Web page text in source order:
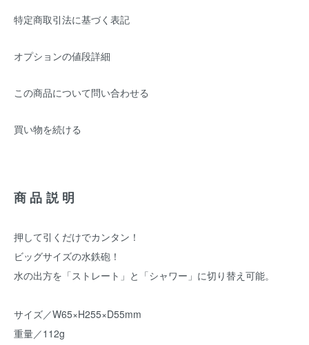
特定商取引法に基づく表記
オプションの値段詳細
この商品について問い合わせる
買い物を続ける
商品説明
押して引くだけでカンタン！
ビッグサイズの水鉄砲！
水の出方を「ストレート」と「シャワー」に切り替え可能。
サイズ／W65×H255×D55mm
重量／112g